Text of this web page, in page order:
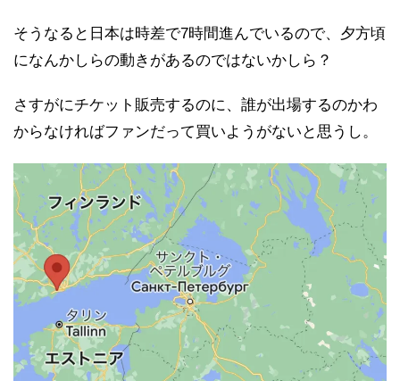
そうなると日本は時差で7時間進んでいるので、夕方頃
になんかしらの動きがあるのではないかしら？
さすがにチケット販売するのに、誰が出場するのかわ
からなければファンだって買いようがないと思うし。